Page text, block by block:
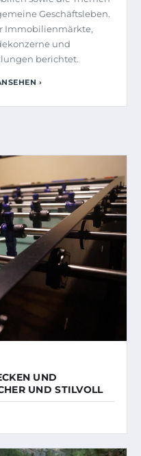
Geschäftsleben.
Immobilienmärkte,
und
berichtet.
›
UND
UND STILVOLL